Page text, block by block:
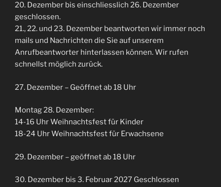
20. Dezember bis einschliesslich 26. Dezember
geschlossen.
21., 22. und 23. Dezember beantworten wir immer noch
mails und Nachrichten die Sie auf unserem
Anrufbeantworter hinterlassen können. Wir rufen
schnellst möglich zurück.
27. Dezember – Geöffnet ab 18 Uhr
Montag 28. Dezember:
14-16 Uhr Weihnachtsfest für Kinder
18-24 Uhr Weihnachtsfest für Erwachsene
29. Dezember – geöffnet ab 18 Uhr
30. Dezember bis 3. Februar 2027 Geschlossen